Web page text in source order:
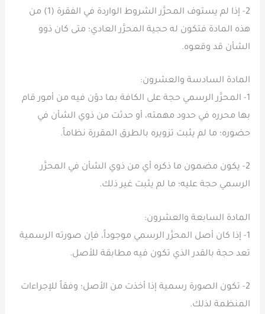
2- إذا لم يستوف المحرَّر الشروط الواردة في الفقرة (1) من
هذه المادة فتكون له حجية المحرَّر العادي؛ متى كان ذوو
الشأن قد وقعوه.
المادة السادسة والعشرون:
1- المحرَّر الرسمي حجة على الكافة بما دوّن فيه من أمور قام
بها محرره في حدود مهمته، أو حدثت من ذوي الشأن في
حضوره؛ ما لم يثبت تزويره بالطرق المقررة نظاماً.
2- يكون مضمون ما ذكره أي من ذوي الشأن في المحرَّر
الرسمي حجة عليه؛ ما لم يثبت غير ذلك.
المادة السابعة والعشرون:
1- إذا كان أصل المحرَّر الرسمي موجوداً، فإن صورته الرسمية
تعد حجة بالقدر الذي تكون فيه مطابقة للأصل.
2- تكون الصورة رسمية إذا أخذت من الأصل؛ وفقاً للإجراءات
المنظمة لذلك.